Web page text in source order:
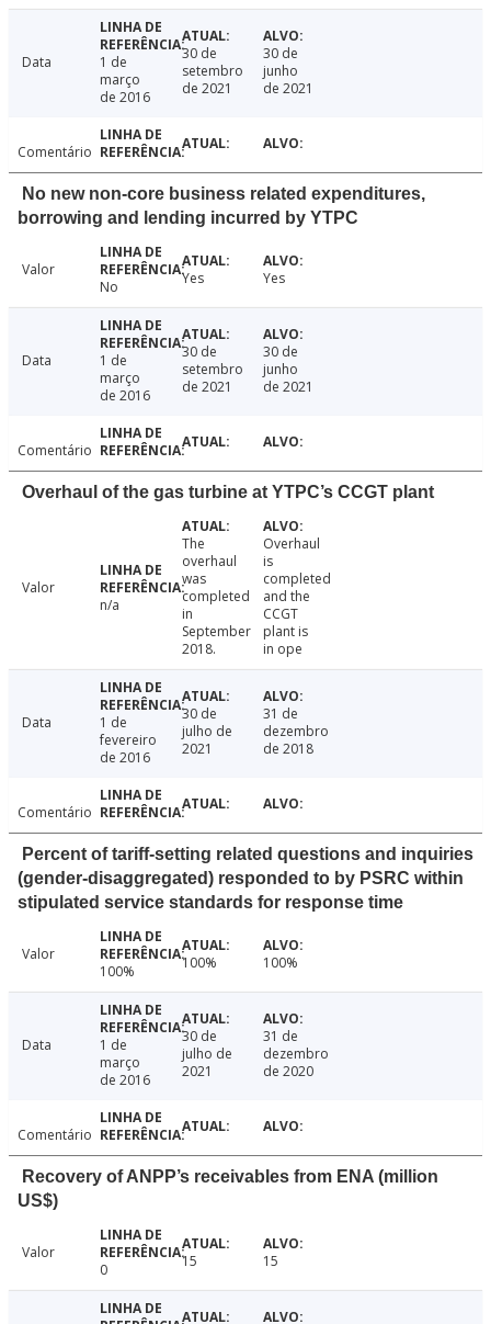
Data
1 de
março
de 2016
30 de
setembro
de 2021
30 de
junho
de 2021
Comentário
No new non-core business related expenditures,
borrowing and lending incurred by YTPC
Valor
No
Yes Yes
Data
1 de
março
de 2016
30 de
setembro
de 2021
30 de
junho
de 2021
Comentário
Overhaul of the gas turbine at YTPC’s CCGT plant
Valor
n/a
The
overhaul
was
completed
in
September
2018.
Overhaul
is
completed
and the
CCGT
plant is
in ope
Data
1 de
fevereiro
de 2016
30 de
julho de
2021
31 de
dezembro
de 2018
Comentário
Percent of tariff-setting related questions and inquiries
(gender-disaggregated) responded to by PSRC within
stipulated service standards for response time
Valor
100%
100% 100%
Data
1 de
março
de 2016
30 de
julho de
2021
31 de
dezembro
de 2020
Comentário
Recovery of ANPP’s receivables from ENA (million
US$)
Valor
0
15 15